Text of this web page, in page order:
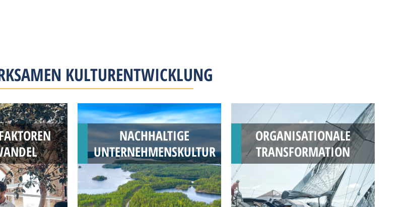
KULTURENTWICKLUNG
NACHHALTIGE
UNTERNEHMENSKULTUR
ORGANISATIONALE
TRANSFORMATION